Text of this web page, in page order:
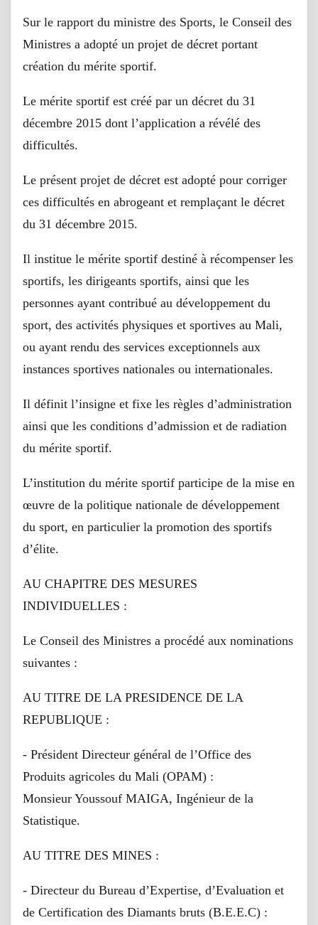
Sur le rapport du ministre des Sports, le Conseil des
Ministres a adopté un projet de décret portant
création du mérite sportif.
Le mérite sportif est créé par un décret du 31
décembre 2015 dont l’application a révélé des
difficultés.
Le présent projet de décret est adopté pour corriger
ces difficultés en abrogeant et remplaçant le décret
du 31 décembre 2015.
Il institue le mérite sportif destiné à récompenser les
sportifs, les dirigeants sportifs, ainsi que les
personnes ayant contribué au développement du
sport, des activités physiques et sportives au Mali,
ou ayant rendu des services exceptionnels aux
instances sportives nationales ou internationales.
Il définit l’insigne et fixe les règles d’administration
ainsi que les conditions d’admission et de radiation
du mérite sportif.
L’institution du mérite sportif participe de la mise en
œuvre de la politique nationale de développement
du sport, en particulier la promotion des sportifs
d’élite.
AU CHAPITRE DES MESURES
INDIVIDUELLES :
Le Conseil des Ministres a procédé aux nominations
suivantes :
AU TITRE DE LA PRESIDENCE DE LA
REPUBLIQUE :
- Président Directeur général de l’Office des
Produits agricoles du Mali (OPAM) :
Monsieur Youssouf MAIGA, Ingénieur de la
Statistique.
AU TITRE DES MINES :
- Directeur du Bureau d’Expertise, d’Evaluation et
de Certification des Diamants bruts (B.E.E.C) :